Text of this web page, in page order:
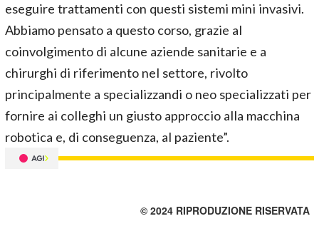
eseguire trattamenti con questi sistemi mini invasivi.
Abbiamo pensato a questo corso, grazie al
coinvolgimento di alcune aziende sanitarie e a
chirurghi di riferimento nel settore, rivolto
principalmente a specializzandi o neo specializzati per
fornire ai colleghi un giusto approccio alla macchina
robotica e, di conseguenza, al paziente”.
© 2024 RIPRODUZIONE RISERVATA